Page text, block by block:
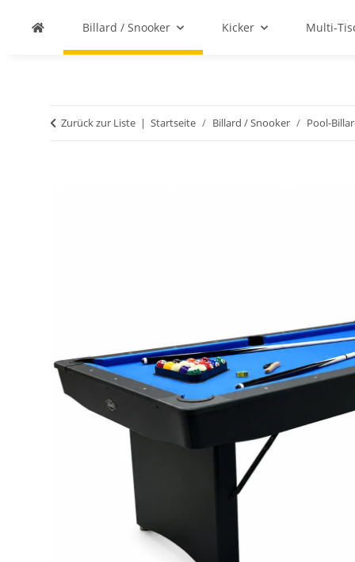
Billard / Snooker Kicker Multi-
Zurück zur Liste Startseite Billard / Snooker Pool-